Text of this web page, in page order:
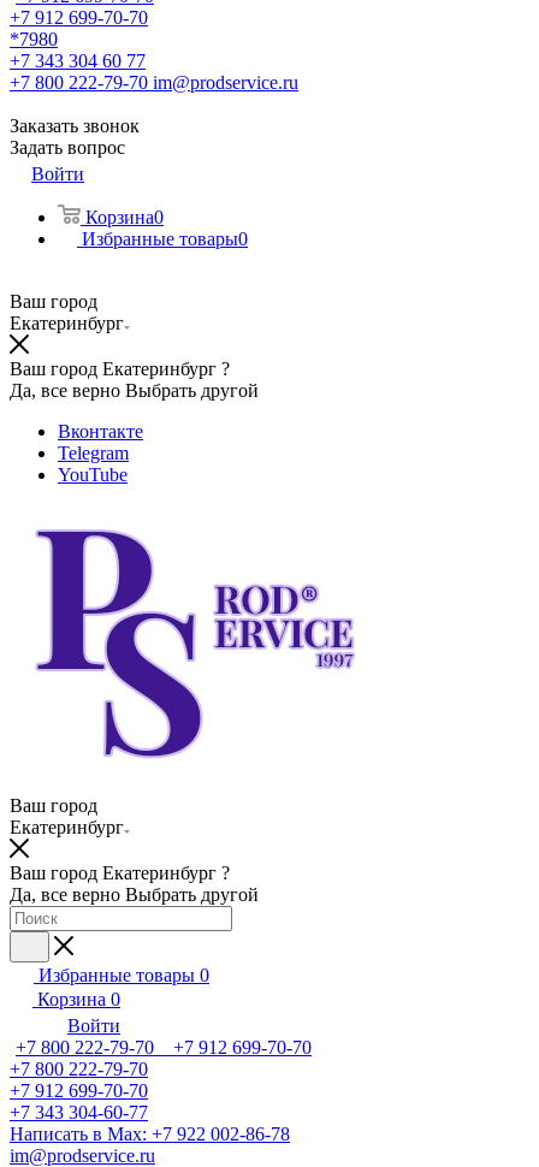
+7 912 699-70-70
*7980
+7 343 304 60 77
+7 800 222-79-70 im@prodservice.ru
Заказать звонок
Задать вопрос
Войти
Корзина0
Избранные товары0
Ваш город
Екатеринбург
Ваш город Екатеринбург ?
Да, все верно Выбрать другой
Вконтакте
Telegram
YouTube
Ваш город
Екатеринбург
Ваш город Екатеринбург ?
Да, все верно Выбрать другой
Избранные товары 0
Корзина 0
Войти
+7 800 222-79-70 +7 912 699-70-70
+7 800 222-79-70
+7 912 699-70-70
+7 343 304-60-77
Написать в Max: +7 922 002-86-78
im@prodservice.ru